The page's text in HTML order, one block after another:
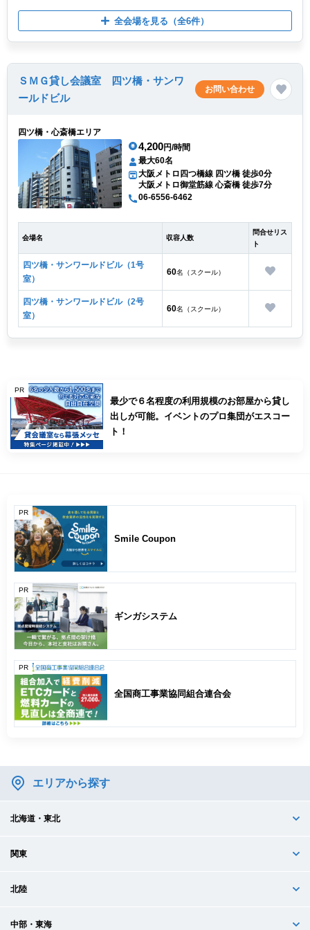
全会場を見る （全6件）
ＳＭＧ貸し会議室 四ツ橋・サンワ
ールドビル
お問い合わせ
四ツ橋・心斎橋エリア
4,200円/時間
最大60名
大阪メトロ四つ橋線 四ツ橋 徒歩0分
大阪メトロ御堂筋線 心斎橋 徒歩7分
06-6556-6462
会場名 収容人数
問合せリス
ト
四ツ橋・サンワールドビル（1号
室）
60名（スクール）
四ツ橋・サンワールドビル（2号
室）
60名（スクール）
PR
最少で６名程度の利用規模のお部屋から貸し
出しが可能。イベントのプロ集団がエスコー
ト！
PR
Smile Coupon
PR
ギンガシステム
PR
全国商工事業協同組合連合会
エリアから探す
北海道・東北
関東
北陸
中部・東海